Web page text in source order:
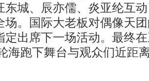
东城、辰亦儒、炎亚纶互
场。国际大老板对偶像天
定出席下一场活动。最终
海跑下舞台与观众们近距